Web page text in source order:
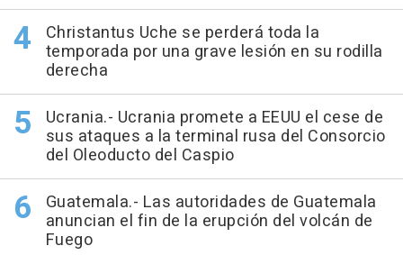
Christantus Uche se perderá toda la
temporada por una grave lesión en su rodilla
derecha
Ucrania.- Ucrania promete a EEUU el cese de
sus ataques a la terminal rusa del Consorcio
del Oleoducto del Caspio
Guatemala.- Las autoridades de Guatemala
anuncian el fin de la erupción del volcán de
Fuego